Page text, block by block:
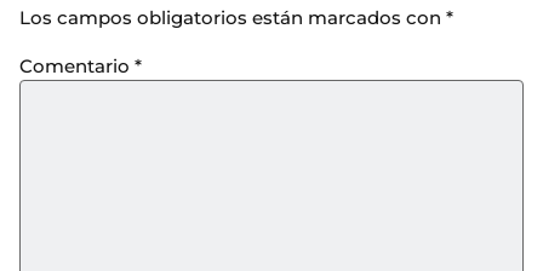
Los campos obligatorios están marcados con *
Comentario *